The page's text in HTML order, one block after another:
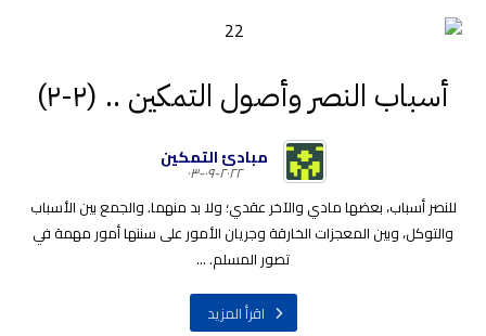
أسباب النصر وأصول التمكين .. (٢-٢)
مبادئ التمكين
٢٠٢٢-٠٩-٠٣
للنصر أسباب، بعضها مادي والآخر عقدي؛ ولا بد منهما. والجمع بين الأسباب
والتوكل، وبين المعجزات الخارقة وجريان الأمور على سننها أمور مهمة في
تصور المسلم. ...
اقرأ المزيد